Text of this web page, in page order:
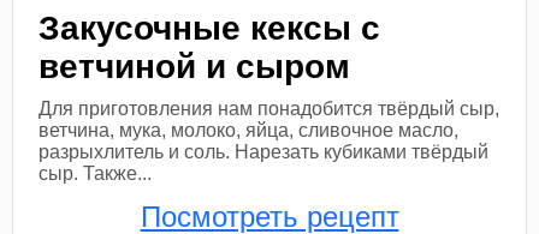
Закусочные кексы с
ветчиной и сыром
Для приготовления нам понадобится твёрдый сыр,
ветчина, мука, молоко, яйца, сливочное масло,
разрыхлитель и соль. Нарезать кубиками твёрдый
сыр. Также...
Посмотреть рецепт